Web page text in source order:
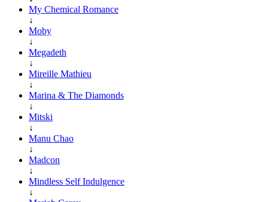
My Chemical Romance
↓
Moby
↓
Megadeth
↓
Mireille Mathieu
↓
Marina & The Diamonds
↓
Mitski
↓
Manu Chao
↓
Madcon
↓
Mindless Self Indulgence
↓